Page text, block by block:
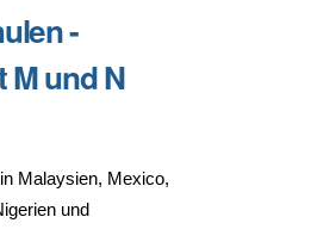
-
M und N
Malaysien, Mexico,
und